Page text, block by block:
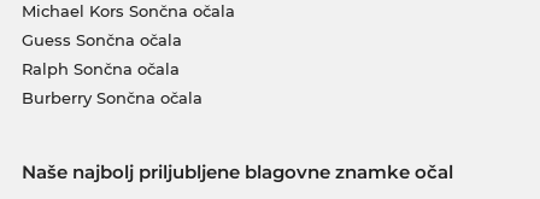
Michael Kors Sončna očala
Guess Sončna očala
Ralph Sončna očala
Burberry Sončna očala
Naše najbolj priljubljene blagovne znamke očal